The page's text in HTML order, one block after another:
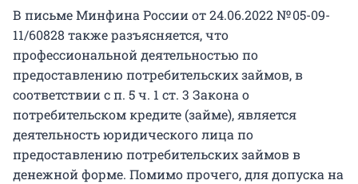
В письме Минфина России от 24.06.2022 № 05-09-
11/60828 также разъясняется, что
профессиональной деятельностью по
предоставлению потребительских займов, в
соответствии с п. 5 ч. 1 ст. 3 Закона о
потребительском кредите (займе), является
деятельность юридического лица по
предоставлению потребительских займов в
денежной форме. Помимо прочего, для допуска на